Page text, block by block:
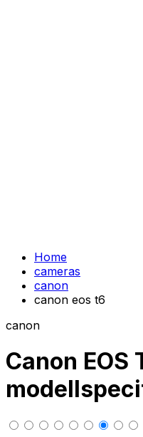
Home
cameras
canon
canon eos t6
canon
Canon EOS